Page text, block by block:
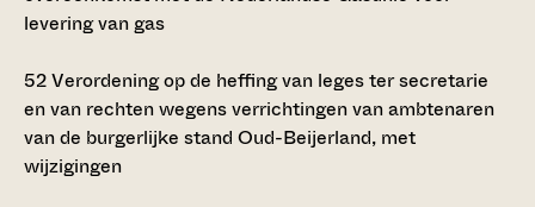
levering van gas
52Verordening op de heffing van leges ter secretarie
en van rechten wegens verrichtingen van ambtenaren
van de burgerlijke stand Oud-Beijerland, met
wijzigingen